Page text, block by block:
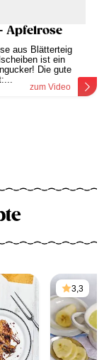
Apfelrose
aus Blätterteig
ist ein
Die gute
zum Video
3,3